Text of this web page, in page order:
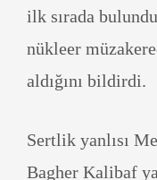
ilk sırada
nükleer
aldığını bildirdi.
Sertlik yanlısı
Bagher Kalibaf